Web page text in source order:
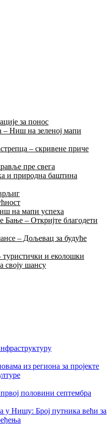
за понос
– Ниш на зеленој мапи
– скривене приче
пре свега
и природна баштина
на мапи успеха
– Откријте благодети
– Дољевац за будуће
туристички и еколошки
своју шансу
из региона за пројекте
половини септембра
у Нишу: Број путника већи за